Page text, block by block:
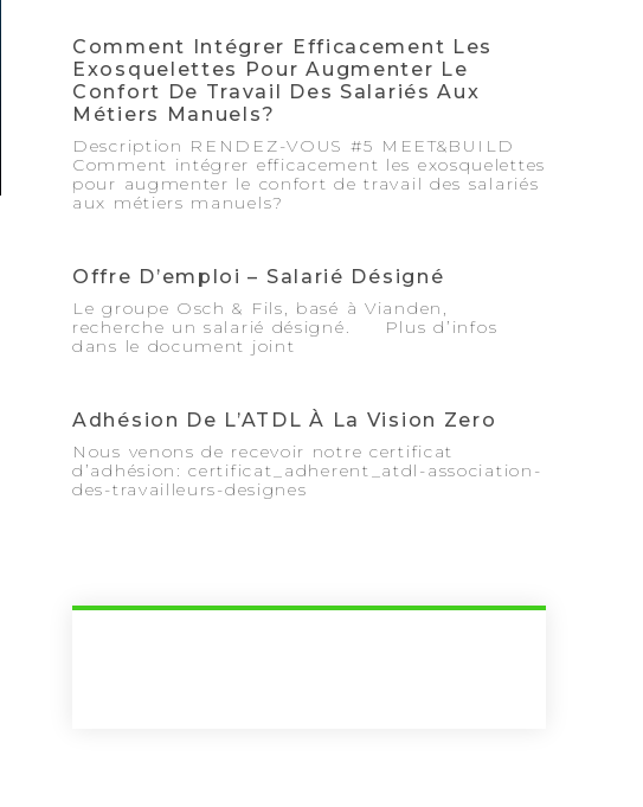
Comment Intégrer Efficacement Les
Exosquelettes Pour Augmenter Le
Confort De Travail Des Salariés Aux
Métiers Manuels?
Description RENDEZ-VOUS #5 MEET&BUILD
Comment intégrer efficacement les exosquelettes
pour augmenter le confort de travail des salariés
aux métiers manuels?
Offre D’emploi – Salarié Désigné
Le groupe Osch & Fils, basé à Vianden,
recherche un salarié désigné. Plus d’infos
dans le document joint
Adhésion De L’ATDL À La Vision Zero
Nous venons de recevoir notre certificat
d’adhésion: certificat_adherent_atdl-association-
des-travailleurs-designes